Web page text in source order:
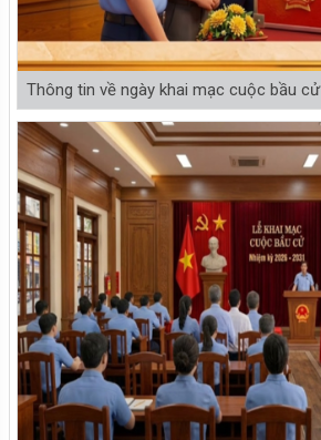
Thông tin về ngày khai mạc cuộc bầu cử